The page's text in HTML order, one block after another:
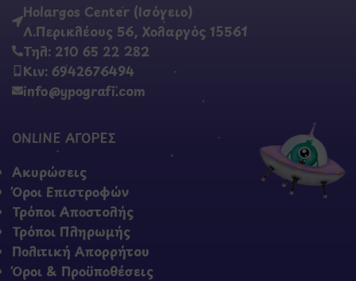
Holargos Center (Ισόγειο)
Λ.Περικλέους 56, Χολαργός 15561
Τηλ: 210 65 22 282
Κιν: 6942676494
info@ypografi.com
ONLINE ΑΓΟΡΕΣ
Ακυρώσεις
Όροι Επιστροφών
Τρόποι Αποστολής
Τρόποι Πληρωμής
Πολιτική Απορρήτου
Όροι & Προϋποθέσεις